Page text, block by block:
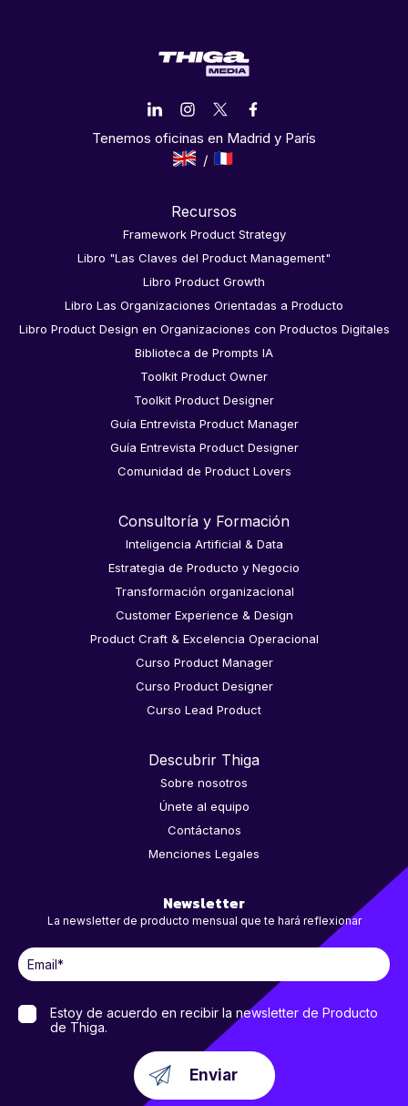
Tenemos oficinas en Madrid y París
Recursos
Framework Product Strategy
Libro "Las Claves del Product Management"
Libro Product Growth
Libro Las Organizaciones Orientadas a Producto
Libro Product Design en Organizaciones con Productos Digitales
Biblioteca de Prompts IA
Toolkit Product Owner
Toolkit Product Designer
Guía Entrevista Product Manager
Guía Entrevista Product Designer
Comunidad de Product Lovers
Consultoría y Formación
Inteligencia Artificial & Data
Estrategia de Producto y Negocio
Transformación organizacional
Customer Experience & Design
Product Craft & Excelencia Operacional
Curso Product Manager
Curso Product Designer
Curso Lead Product
Descubrir Thiga
Sobre nosotros
Únete al equipo
Contáctanos
Menciones Legales
Newsletter
La newsletter de producto mensual que te hará reflexionar
Estoy de acuerdo en recibir la newsletter de Producto
de Thiga.